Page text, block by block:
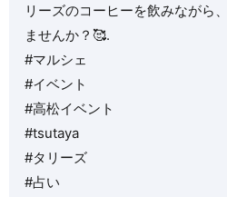
リーズのコーヒーを飲みながら
ませんか？🥰.
#マルシェ
#イベント
#高松イベント
#tsutaya
#タリーズ
#占い